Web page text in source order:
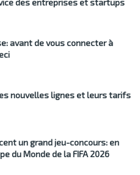
des entreprises et startups
avant de vous connecter à
nouvelles lignes et leurs tarifs
un grand jeu-concours: en
du Monde de la FIFA 2026